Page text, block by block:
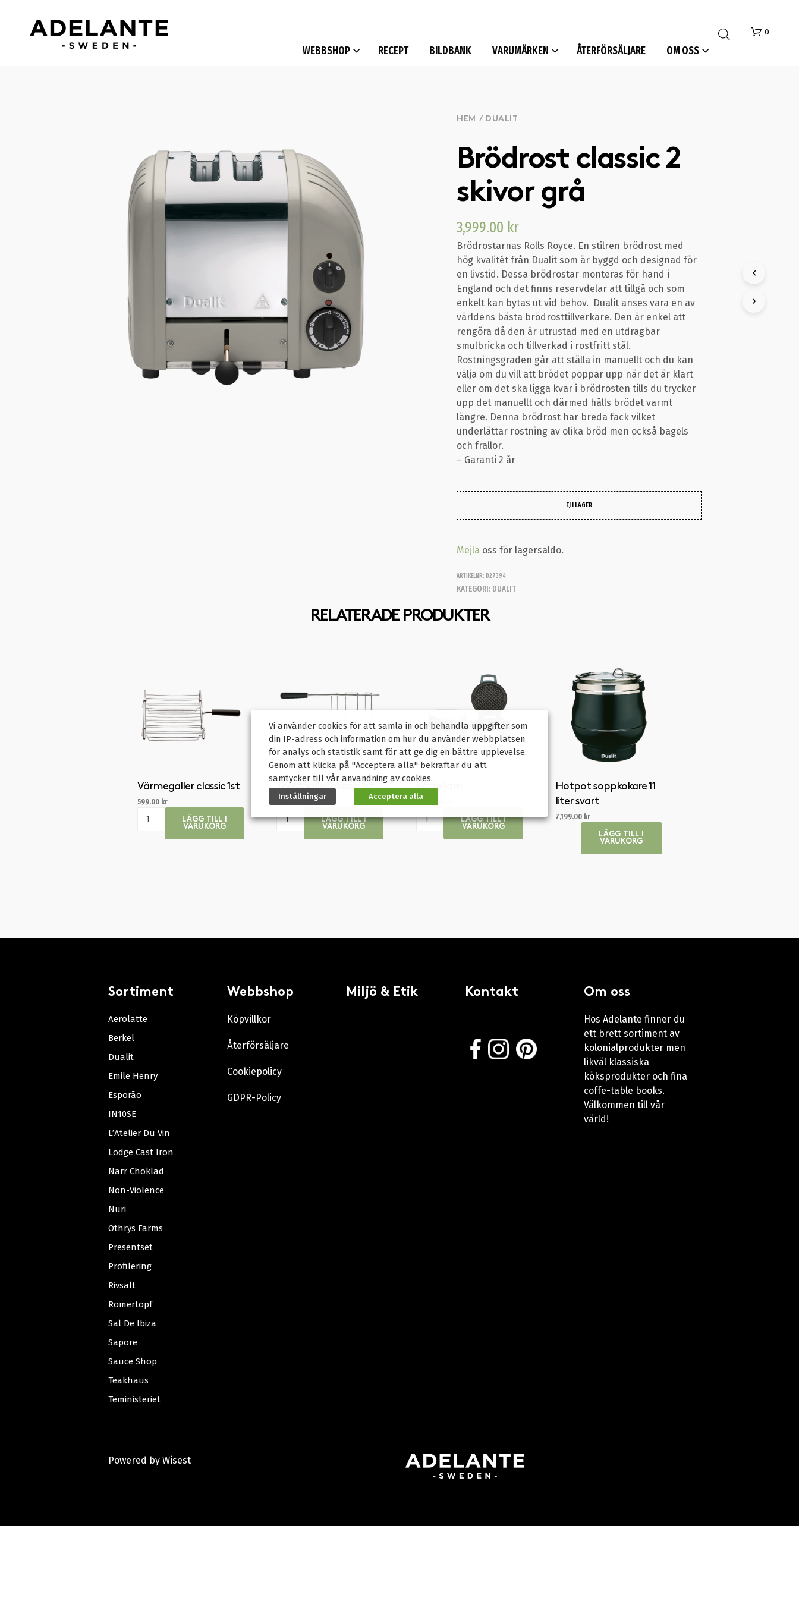
WEBBSHOP RECEPT BILDBANK VARUMÄRKEN ÅTERFÖRSÄLJARE OM OSS
0
HEM / DUALIT
Brödrost classic 2
skivor grå
3,999.00 kr
Brödrostarnas Rolls Royce. En stilren brödrost med
hög kvalitét från Dualit som är byggd och designad för
en livstid. Dessa brödrostar monteras för hand i
England och det finns reservdelar att tillgå och som
enkelt kan bytas ut vid behov. Dualit anses vara en av
världens bästa brödrosttillverkare. Den är enkel att
rengöra då den är utrustad med en utdragbar
smulbricka och tillverkad i rostfritt stål.
Rostningsgraden går att ställa in manuellt och du kan
välja om du vill att brödet poppar upp när det är klart
eller om det ska ligga kvar i brödrosten tills du trycker
upp det manuellt och därmed hålls brödet varmt
längre. Denna brödrost har breda fack vilket
underlättar rostning av olika bröd men också bagels
och frallor.
– Garanti 2 år
EJ I LAGER
Mejla oss för lagersaldo.
ARTIKELNR: D27394
KATEGORI: DUALIT
RELATERADE PRODUKTER
Värmegaller classic 1st
599.00 kr
LÄGG TILL I
VARUKORG
Toastgaller classic 1st
599.00kr
LÄGG TILL I
VARUKORG
Våffeljärn
5,499.00
LÄGG TILL I
VARUKORG
Hotpot soppkokare 11
liter svart
7,199.00 kr
LÄGG TILL I
VARUKORG
Sortiment
Aerolatte
Berkel
Dualit
Emile Henry
Esporão
IN10SE
L’Atelier Du Vin
Lodge Cast Iron
Narr Choklad
Non-Violence
Nuri
Othrys Farms
Presentset
Profilering
Rivsalt
Römertopf
Sal De Ibiza
Sapore
Sauce Shop
Teakhaus
Teministeriet
Webbshop
Köpvillkor
Återförsäljare
Cookiepolicy
GDPR-Policy
Miljö & Etik Kontakt Om oss
Hos Adelante finner du
ett brett sortiment av
kolonialprodukter men
likväl klassiska
köksprodukter och fina
coffe-table books.
Välkommen till vår
värld!
Powered by Wisest
Vi använder cookies för att samla in och behandla uppgifter som
din IP-adress och information om hur du använder webbplatsen
för analys och statistik samt för att ge dig en bättre upplevelse.
Genom att klicka på "Acceptera alla" bekräftar du att
samtycker till vår användning av cookies.
Inställningar Acceptera alla